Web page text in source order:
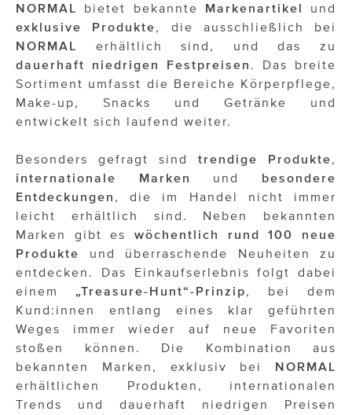
NORMAL bietet bekannte Markenartikel
und
exklusive Produkte, die ausschließlich bei
NORMAL
erhältlich sind, und das zu
dauerhaft niedrigen Festpreisen . Das breite
Sortiment umfasst die Bereiche Körperpflege,
Make-up, Snacks und Getränke und
entwickelt sich laufend weiter.
Besonders gefragt sind trendige Produkte,
internationale Marken
und besondere
Entdeckungen , die im Handel nicht immer
leicht erhältlich sind. Neben bekannten
Marken gibt es wöchentlich rund 100 neue
Produkte
und überraschende Neuheiten zu
entdecken. Das Einkaufserlebnis folgt dabei
einem „Treasure-Hunt“-Prinzip, bei dem
Kund:innen entlang eines klar geführten
Weges immer wieder auf neue Favoriten
stoßen können. Die Kombination aus
bekannten Marken, exklusiv bei NORMAL
erhältlichen Produkten, internationalen
Trends und dauerhaft niedrigen Preisen